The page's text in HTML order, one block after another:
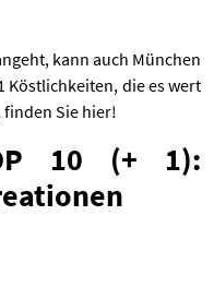
kann auch München
Köstlichkeiten, die es wert
Sie hier!
10 (+ 1):